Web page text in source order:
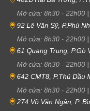
Mở cửa: 8h30 - 22h00 |
92 Lê Văn Sỹ, P.Phú
Mở cửa: 8h30 - 22h00 |
61 Quang Trung, P.Gò
Mở cửa: 8h30 - 22h00 |
642 CMT8, P.Thủ Dầu
Mở cửa: 8h30 - 22h00 |
274 Võ Văn Ngân, P.